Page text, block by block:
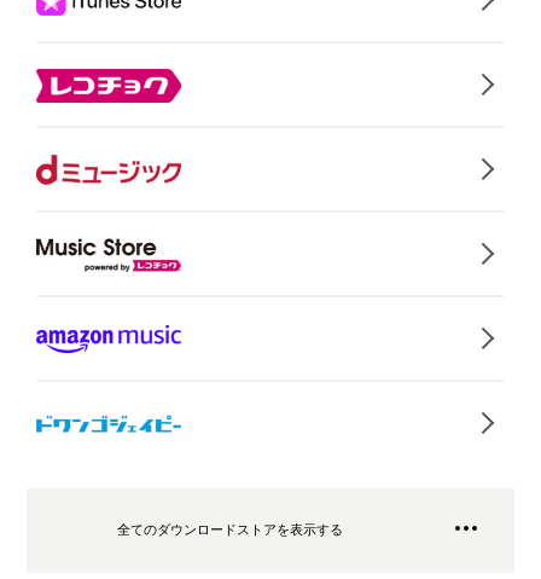
全てのダウンロードストアを表示する